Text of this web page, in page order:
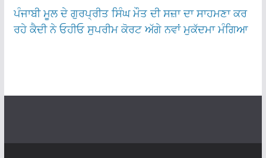
ਪੰਜਾਬੀ ਮੂਲ ਦੇ ਗੁਰਪ੍ਰੀਤ ਸਿੰਘ ਮੌਤ ਦੀ ਸਜ਼ਾ ਦਾ ਸਾਹਮਣਾ ਕਰ
ਰਹੇ ਕੈਦੀ ਨੇ ਓਹੀਓ ਸੁਪਰੀਮ ਕੋਰਟ ਅੱਗੇ ਨਵਾਂ ਮੁਕੱਦਮਾ ਮੰਗਿਆ